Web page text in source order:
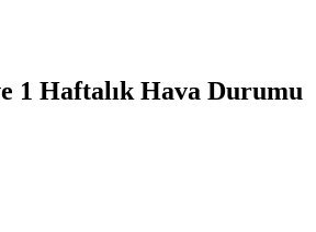
1 Haftalık Hava Durumu